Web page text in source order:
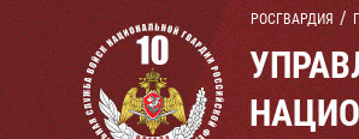
РОСГВАРДИЯ